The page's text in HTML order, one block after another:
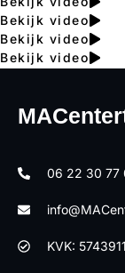
Bekijk video
Bekijk video
Bekijk video
06 22 30 77
KVK: